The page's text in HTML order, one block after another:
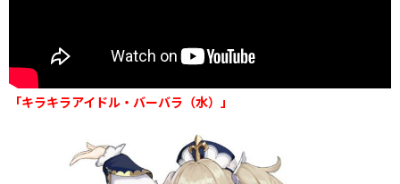
「キラキラアイドル・バーバラ（水）」